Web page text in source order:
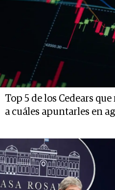
Top 5 de los Cedears
a cuáles apuntarles en